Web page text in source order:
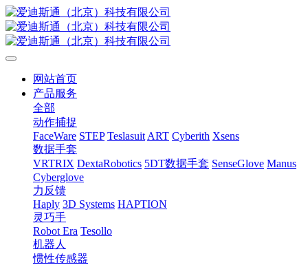
网站首页
产品服务
全部
动作捕捉
FaceWare STEP Teslasuit ART Cyberith Xsens
数据手套
VRTRIX DextaRobotics 5DT数据手套 SenseGlove Manus
Cyberglove
力反馈
Haply 3D Systems HAPTION
灵巧手
Robot Era Tesollo
机器人
惯性传感器